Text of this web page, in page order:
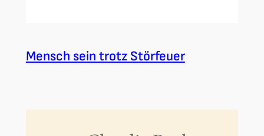
Mensch sein trotz Störfeuer